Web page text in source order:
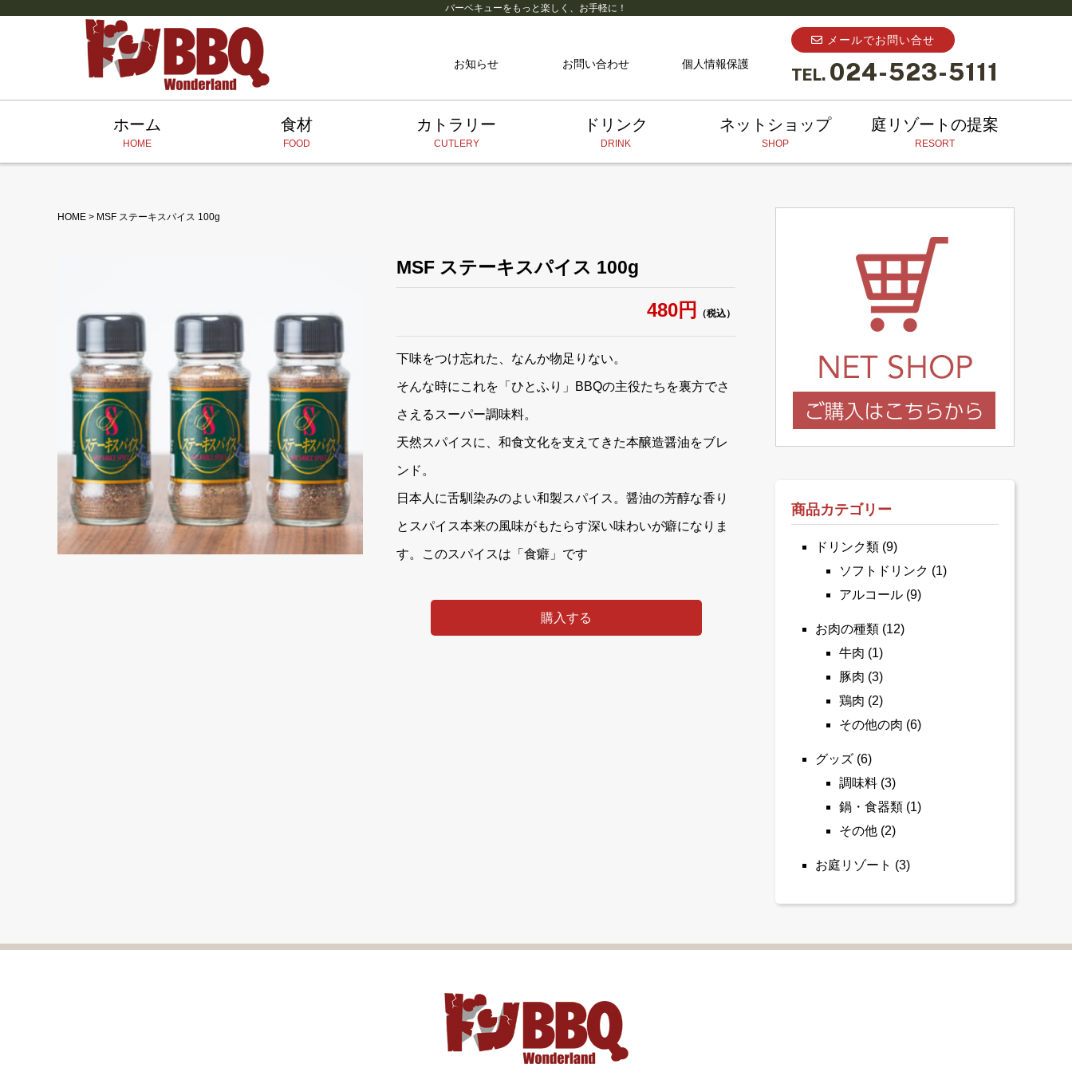
バーベキューをもっと楽しく、お手軽に！
お知らせ お問い合わせ 個人情報保護
メールでお問い合せ
TEL. 024-523-5111
ホーム
HOME
食材
FOOD
カトラリー
CUTLERY
ドリンク
DRINK
ネットショップ
SHOP
庭リゾートの提案
RESORT
HOME > MSF ステーキスパイス 100g
MSF ステーキスパイス 100g
480円 （税込）
下味をつけ忘れた、なんか物足りない。
そんな時にこれを「ひとふり」BBQの主役たちを裏方でさ
さえるスーパー調味料。
天然スパイスに、和食文化を支えてきた本醸造醤油をブレ
ンド。
日本人に舌馴染みのよい和製スパイス。醤油の芳醇な香り
とスパイス本来の風味がもたらす深い味わいが癖になりま
す。このスパイスは「食癖」です
購入する
商品カテゴリー
ドリンク類 (9)
ソフトドリンク (1)
アルコール (9)
お肉の種類 (12)
牛肉 (1)
豚肉 (3)
鶏肉 (2)
その他の肉 (6)
グッズ (6)
調味料 (3)
鍋・食器類 (1)
その他 (2)
お庭リゾート (3)